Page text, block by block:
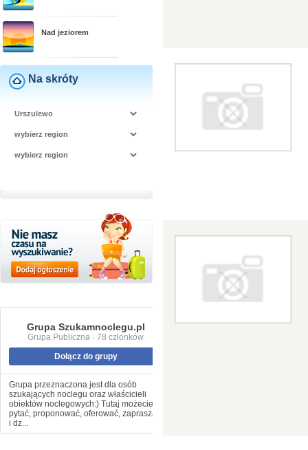
Nad jeziorem
Na skróty
Grupa Szukamnoclegu.pl
Grupa Publiczna · 78 członków
Dołącz do grupy
Grupa przeznaczona jest dla osób
szukających noclegu oraz właścicieli
obiektów noclegowych:) Tutaj możecie
pytać, proponować, oferować, zapraszać
i dz...